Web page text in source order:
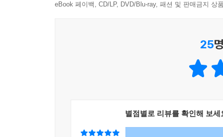
eBook 페이백, CD/LP, DVD/Blu-ray, 패션 및 판매금지 상
25
별점별로 리뷰를 확인해 보세